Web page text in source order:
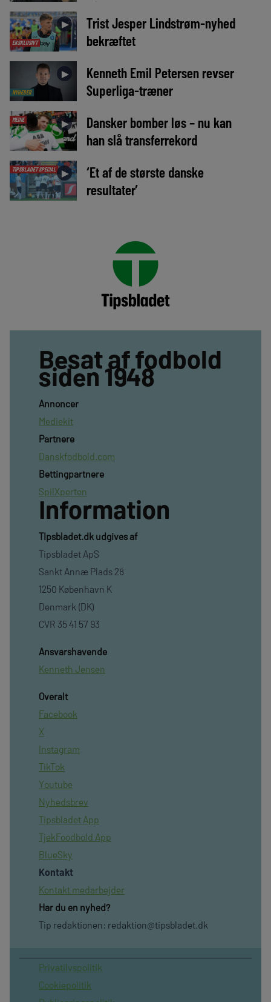
EKSKLUSIVT
►
Trist Jesper Lindstrøm-nyhed
bekræftet
NYHEDER
►
Kenneth Emil Petersen revser
Superliga-træner
MEDIE ►
Dansker bomber løs – nu kan
han slå transferrekord
TIPSBLADET SPECIAL ►
‘Et af de største danske
resultater’
Besat af fodbold
siden 1948
Annoncer
Mediekit
Partnere
Danskfodbold.com
Bettingpartnere
SpilXperten
Information
TIpsbladet.dk udgives af
Tipsbladet ApS
Sankt Annæ Plads 28
1250 København K
Denmark (DK)
CVR 35 41 57 93
Ansvarshavende
Kenneth Jensen
Overalt
Facebook
X
Instagram
TikTok
Youtube
Nyhedsbrev
Tipsbladet App
TjekFoodbold App
BlueSky
Kontakt
Kontakt medarbejder
Har du en nyhed?
Tip redaktionen: redaktion@tipsbladet.dk
Privatilvspolitik
Cookiepolitik